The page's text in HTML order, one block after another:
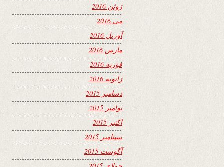
ژوئن 2016
می 2016
آوریل 2016
مارس 2016
فوریه 2016
ژانویه 2016
دسامبر 2015
نوامبر 2015
اکتبر 2015
سپتامبر 2015
آگوست 2015